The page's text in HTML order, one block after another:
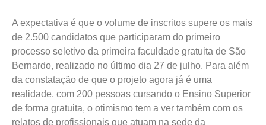
A expectativa é que o volume de inscritos supere os mais
de 2.500 candidatos que participaram do primeiro
processo seletivo da primeira faculdade gratuita de São
Bernardo, realizado no último dia 27 de julho. Para além
da constatação de que o projeto agora já é uma
realidade, com 200 pessoas cursando o Ensino Superior
de forma gratuita, o otimismo tem a ver também com os
relatos de profissionais que atuam na sede da